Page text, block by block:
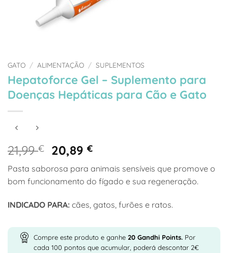
GATO / ALIMENTAÇÃO / SUPLEMENTOS
Hepatoforce Gel – Suplemento para
Doenças Hepáticas para Cão e Gato
21,99€
O
preço
original
era:
21,99 €.
20,89€O
preço
atual
é:
20,89 €.
Pasta saborosa para animais sensíveis que promove o
bom funcionamento do fígado e sua regeneração.
INDICADO PARA: cães, gatos, furões e ratos.
Compre este produto e ganhe 20 Gandhi Points. Por
cada 100 pontos que acumular, poderá descontar 2€